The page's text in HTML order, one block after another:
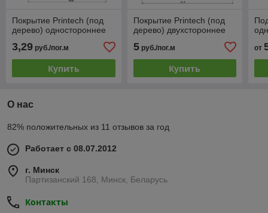
Покрытие Printech (под
дерево) одностороннее
3,29 руб./пог.м
Купить
Покрытие Printech (под
дерево) двухстороннее
5руб./пог.м
Купить
от
О нас
82% положительных из 11 отзывов за год
Работает с 08.07.2012
г. Минск
Партизанский 168, Минск, Беларусь
Контакты